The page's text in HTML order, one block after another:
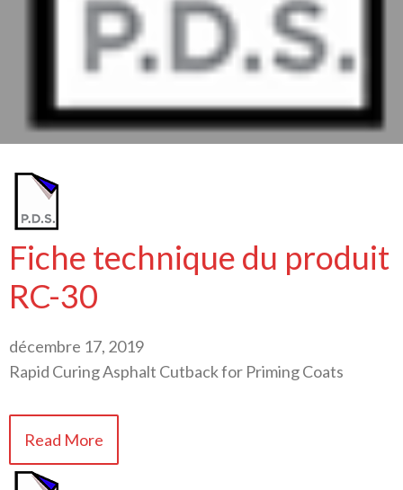
Fiche technique du produit
RC-30
décembre 17, 2019
Rapid Curing Asphalt Cutback for Priming Coats
Read More